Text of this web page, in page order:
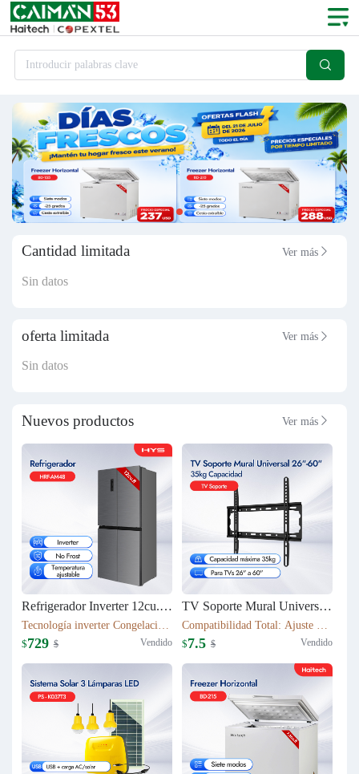
Introducir palabras clave 
Cantidad limitada Ver más 
Sin datos
oferta limitada Ver más 
Sin datos
Nuevos productos Ver más 
Refrigerador Inverter 12cu.ft (337L) 4 puertas HRF-AM48
Tecnología inverter Congelación: 112L Refrigeración: 225L Dimensión: W79.5*D63*H180(cm) Peso neto/bruto: 79KG / 87KG
$729 $ Vendido
TV Soporte Mural Universal 26"-60" | 35kg Capacidad | T50S
Compatibilidad Total: Ajuste perfecto para TVs 26" a 60" Robustez Industrial: Capacidad máxima 35kg con chasis de acero 1.1mm
$7.5 $ Vendido